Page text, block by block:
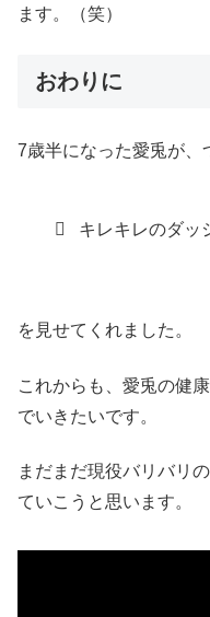
ます。（笑）
おわりに
7歳半になった愛兎が、
キレキレのダッ
を見せてくれました。
これからも、愛兎の健
でいきたいです。
まだまだ現役バリバリ
ていこうと思います。